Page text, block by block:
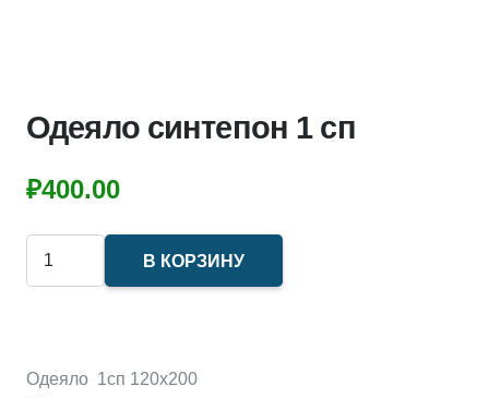
Одеяло синтепон 1 сп
₽400.00
1
В КОРЗИНУ
Одеяло 1сп 120х200